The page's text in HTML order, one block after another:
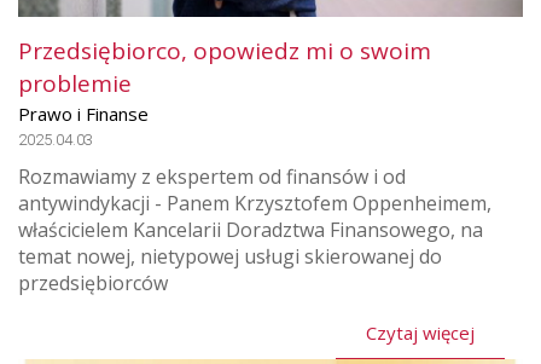
Przedsiębiorco, opowiedz mi o swoim
problemie
Prawo i Finanse
2025.04.03
Rozmawiamy z ekspertem od finansów i od
antywindykacji - Panem Krzysztofem Oppenheimem,
właścicielem Kancelarii Doradztwa Finansowego, na
temat nowej, nietypowej usługi skierowanej do
przedsiębiorców
Czytaj więcej